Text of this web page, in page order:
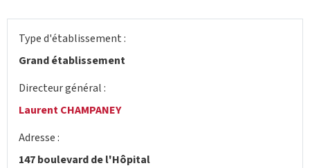
Type d'établissement :
Grand établissement
Directeur général :
Laurent CHAMPANEY
Adresse :
147 boulevard de l'Hôpital